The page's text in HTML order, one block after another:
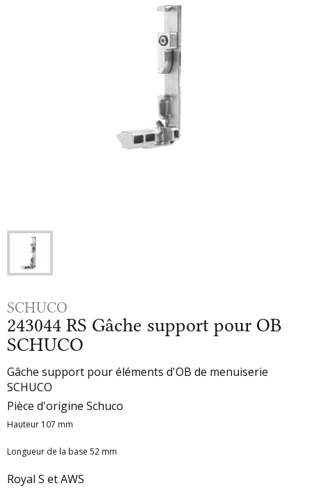
SCHUCO
243044 RS Gâche support pour OB
SCHUCO
Gâche support pour éléments d'OB de menuiserie
SCHUCO
Pièce d'origine Schuco
Hauteur 107 mm
Longueur de la base 52 mm
Royal S et AWS